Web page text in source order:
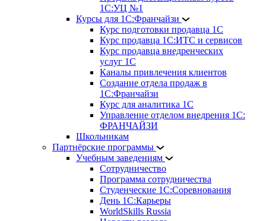
1С:УЦ №1
Курсы для 1С:Франчайзи
Курс подготовки продавца 1С
Курс продавца 1С:ИТС и сервисов
Курс продавца внедренческих
услуг 1С
Каналы привлечения клиентов
Создание отдела продаж в
1С:Франчайзи
Курс для аналитика 1С
Управление отделом внедрения 1С:
ФРАНЧАЙЗИ
Школьникам
Партнёрские программы
Учебным заведениям
Сотрудничество
Программа сотрудничества
Студенческие 1С:Соревнования
День 1С:Карьеры
WorldSkills Russia